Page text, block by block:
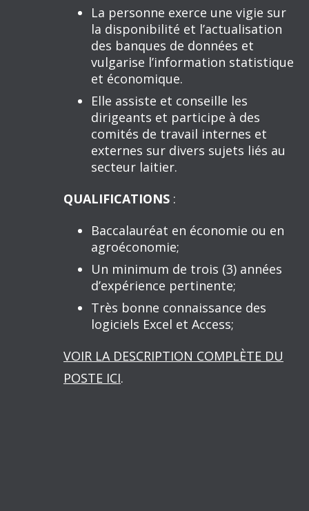
La personne exerce une vigie sur
la disponibilité et l’actualisation
des banques de données et
vulgarise l’information statistique
et économique.
Elle assiste et conseille les
dirigeants et participe à des
comités de travail internes et
externes sur divers sujets liés au
secteur laitier.
QUALIFICATIONS :
Baccalauréat en économie ou en
agroéconomie;
Un minimum de trois (3) années
d’expérience pertinente;
Très bonne connaissance des
logiciels Excel et Access;
VOIR LA DESCRIPTION COMPLÈTE DU
POSTE ICI.